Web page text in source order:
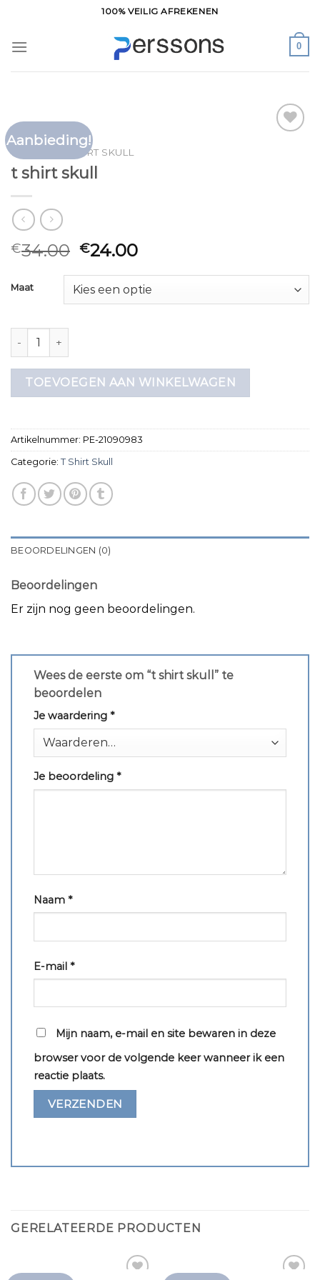
inhoud
100% VEILIG AFREKENEN
0
Aanbieding!
HOME T SHIRT SKULL
t shirt skull
€34.00 €24.00
Maat
t shirt skull aantal
TOEVOEGEN AAN WINKELWAGEN
Artikelnummer: PE-21090983
Categorie: T Shirt Skull
BEOORDELINGEN (0)
Beoordelingen
Er zijn nog geen beoordelingen.
Wees de eerste om “t shirt skull” te
beoordelen
Je waardering *
Je beoordeling *
Naam *
E-mail *
Mijn naam, e-mail en site bewaren in deze
browser voor de volgende keer wanneer ik een
reactie plaats.
GERELATEERDE PRODUCTEN